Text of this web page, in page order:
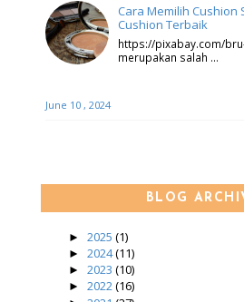
Cara Memilih Cushion
Cushion Terbaik
https://pixabay.com/
merupakan salah …
June 10 , 2024
BLOG
► 2025 (1)
► 2024(11)
► 2023 (10)
► 2022(16)